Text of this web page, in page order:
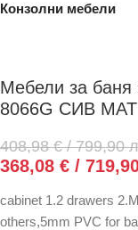
Конзолни мебели
Мебели за
8066G СИВ MAT
408,98€/ 799,90
368,08 € /
cabinet 1.2 drawers
others,5mm PVC for